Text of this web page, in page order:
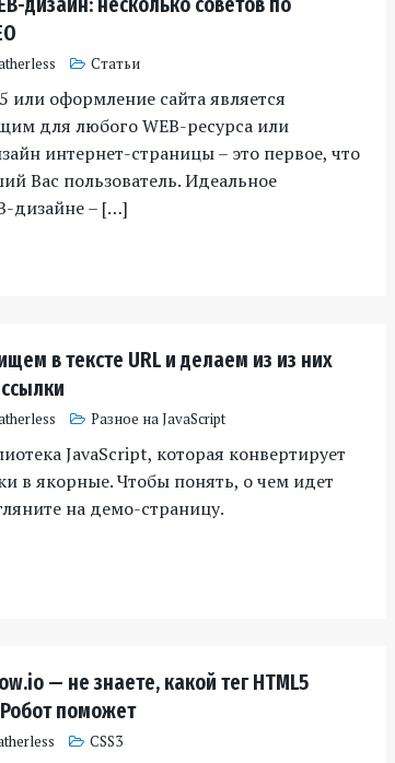
Статьи
оформление сайта является
для любого WEB-ресурса или
интернет-страницы – это первое, что
Вас пользователь. Идеальное
дизайне – […]
в тексте URL и делаем из из них
Разное на JavaScript
JavaScript, которая конвертирует
в якорные. Чтобы понять, о чем идет
на демо-страницу.
— не знаете, какой тег HTML5
поможет
CSS3